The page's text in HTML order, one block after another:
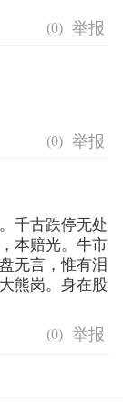
(0)
(0)
千古跌停无处
本赔光。牛市
无言，惟有泪
熊岗。身在股
(0)